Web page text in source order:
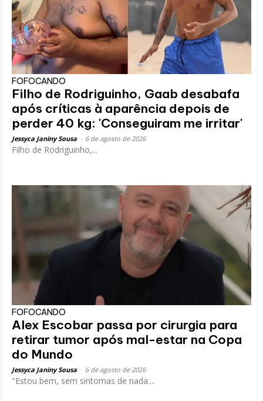
FOFOCANDO
Filho de Rodriguinho, Gaab desabafa
após críticas à aparência depois de
perder 40 kg: 'Conseguiram me irritar'
Jessyca Janiny Sousa 6 de agosto de 2026
Filho de Rodriguinho,...
FOFOCANDO
Alex Escobar passa por cirurgia para
retirar tumor após mal-estar na Copa
do Mundo
Jessyca Janiny Sousa 6 de agosto de 2026
"Estou bem, sem sintomas de nada....